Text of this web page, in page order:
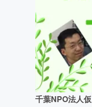
千葉NPO法人